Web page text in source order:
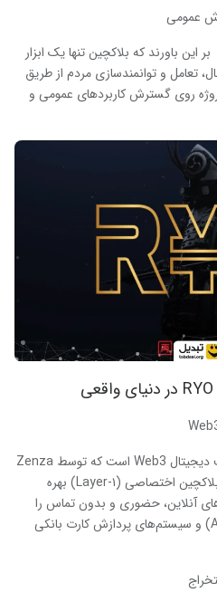
عمومی
بنیان‌گذاران ارز دیجیتال RYO Coin بر این باورند که بلاکچین تنها یک ابزار
تعامل و توانمندسازی مردم از طریق
روی گسترش کاربردهای عمومی و
در دنیای واقعی
RYO بخشی از یک سیستم پرداخت دیجیتال Web3 است که توسط Zenza
Capital توسعه داده شده و از یک بلاکچین اختصاصی (Layer-۱) بهره
آنلاین، حضوری و بدون تماس را
فراهم می‌کند و با خودپردازها (ATM) و سیستم‌های پردازش کارت بانکی